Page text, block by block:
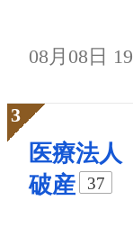
08月08日
医療法人
破産
37